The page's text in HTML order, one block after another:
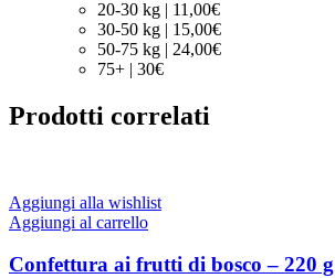
20-30 kg | 11,00€
30-50 kg | 15,00€
50-75 kg | 24,00€
75+ | 30€
Prodotti correlati
Aggiungi alla wishlist
Aggiungi al carrello
Confettura ai frutti di bosco – 220 g